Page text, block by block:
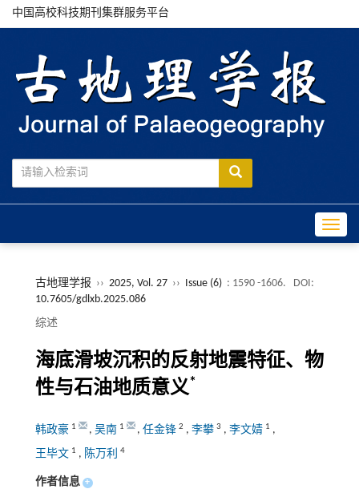
中国高校科技期刊集群服务平台
古地理学报 ›› 2025, Vol. 27 ›› Issue (6) : 1590 -1606.
DOI:
10.7605/gdlxb.2025.086
综述
海底滑坡沉积的反射地震特征、物
性与石油地质意义*
韩政豪 1 , 吴南 1 , 任金锋 2 , 李攀 3 , 李文婧 1 ,
王毕文 1 , 陈万利 4
作者信息 +